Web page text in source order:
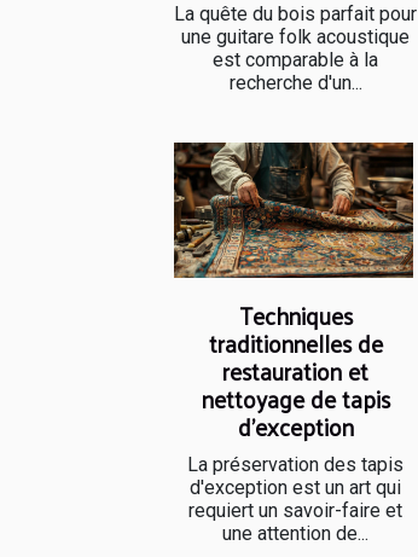
La quête du bois parfait pour
une guitare folk acoustique
est comparable à la
recherche d'un...
Techniques
traditionnelles de
restauration et
nettoyage de tapis
d'exception
La préservation des tapis
d'exception est un art qui
requiert un savoir-faire et
une attention de...